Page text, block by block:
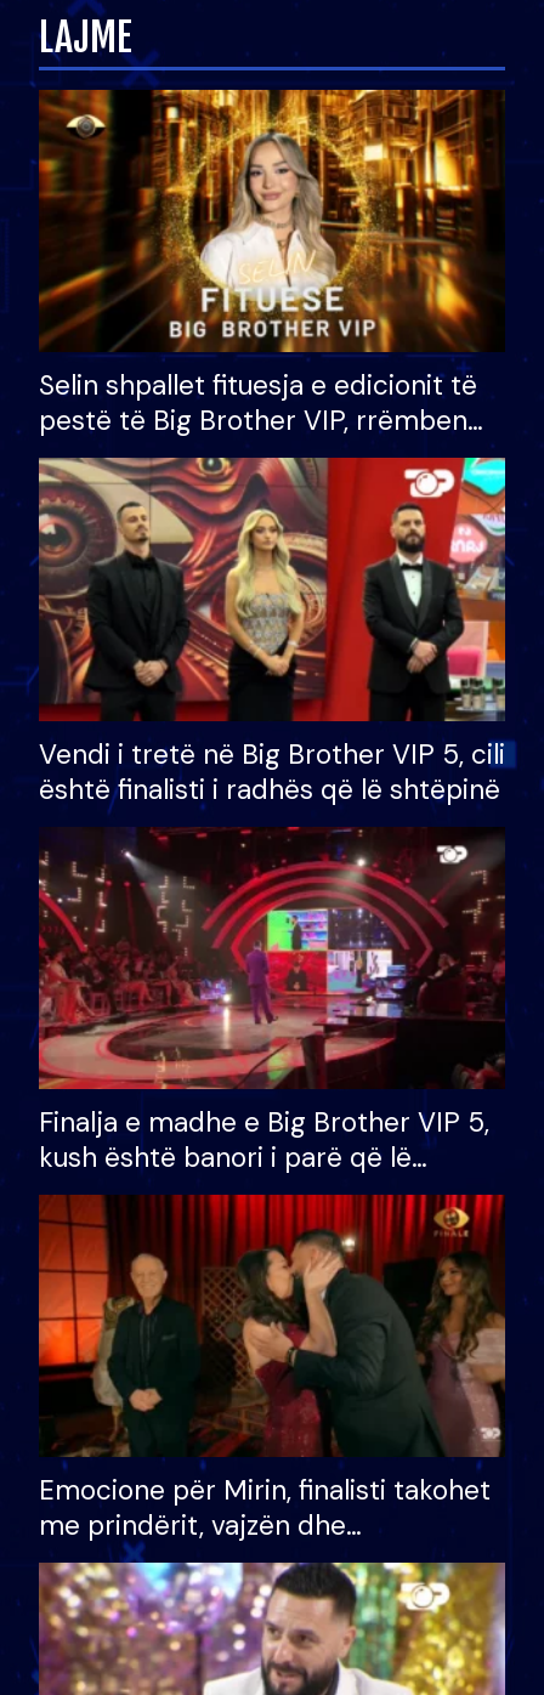
LAJME
Selin shpallet fituesja e edicionit të
pestë të Big Brother VIP, rrëmben
çmimin e madh prej 100 mijë eurosh
Vendi i tretë në Big Brother VIP 5, cili
është finalisti i radhës që lë shtëpinë
Finalja e madhe e Big Brother VIP 5,
kush është banori i parë që lë
shtëpinë dhe humb mundësinë për
të fituar çmimin e madh
Emocione për Mirin, finalisti takohet
me prindërit, vajzën dhe
bashkëshorten: S’kemi ndonjë letër
divorci apo jo?